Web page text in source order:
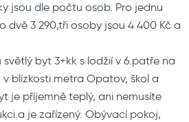
jsou dle počtu osob. Pro jednu
dvě 3 290,tři osoby jsou 4 400 Kč a
byt 3+kk s lodžií v 6.patře na
blízkosti metra Opatov, škol a
je příjemně teplý, ani nemusíte
a je zařízený. Obývací pokoj,